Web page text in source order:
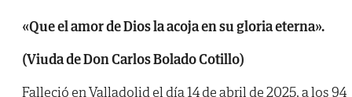
«Que el amor de Dios la acoja en su gloria eterna».
(Viuda de Don Carlos Bolado Cotillo)
Falleció en Valladolid el día 14 de abril de 2025, a los 94